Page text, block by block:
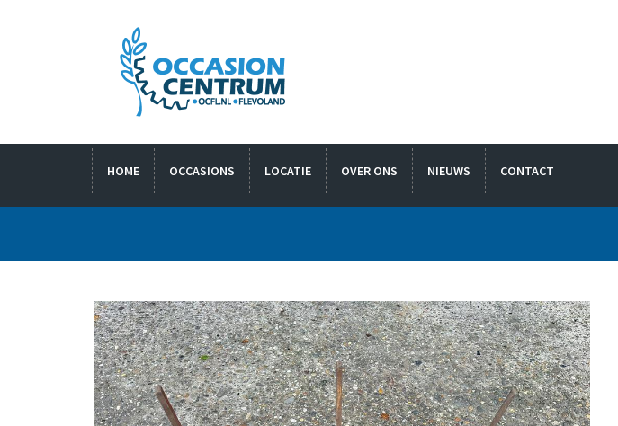
HOME OCCASIONS LOCATIE OVER ONS NIEUWS CONTACT